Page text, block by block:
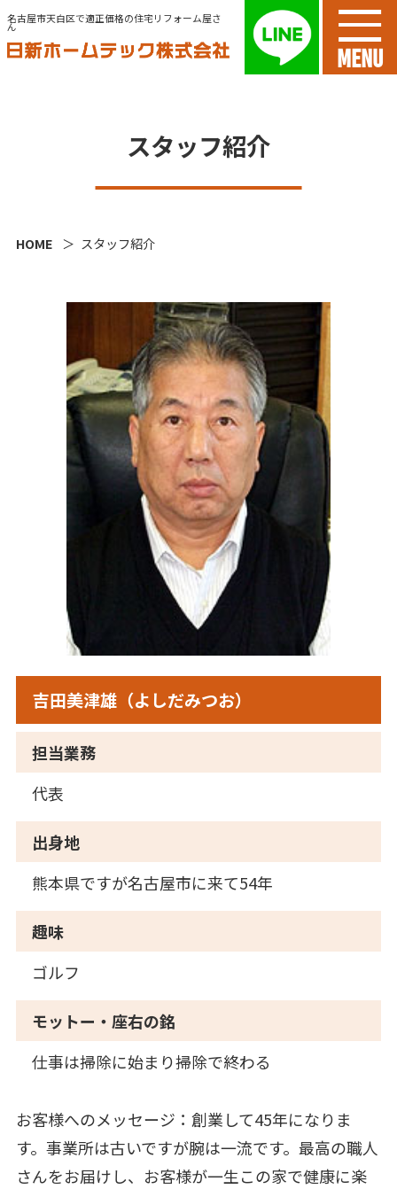
名古屋市天白区で適正価格の住宅リフォーム屋さ
ん
MENU
スタッフ紹介
HOME スタッフ紹介
吉田美津雄（よしだみつお）
担当業務
代表
出身地
熊本県ですが名古屋市に来て54年
趣味
ゴルフ
モットー・座右の銘
仕事は掃除に始まり掃除で終わる
お客様へのメッセージ：創業して45年になりま
す。事業所は古いですが腕は一流です。最高の職人
さんをお届けし、お客様が一生この家で健康に楽